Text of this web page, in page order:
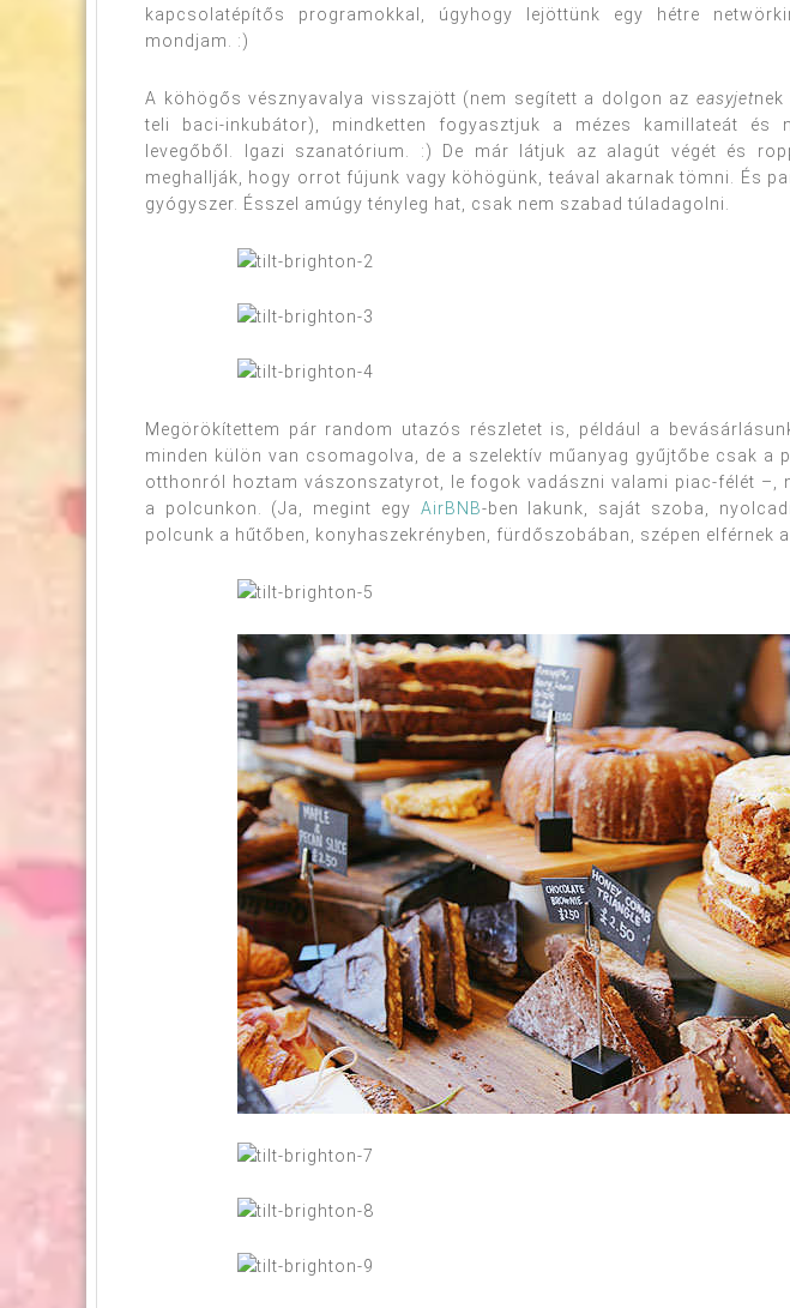
kapcsolatépítős programokkal, úgyhogy lejöttünk egy hétre
mondjam. :)
A köhögős vésznyavalya visszajött (nem segített a dolgon az easyjetnek
teli baci-inkubátor), mindketten fogyasztjuk a mézes kamillateát és
levegőből. Igazi szanatórium. :) De már látjuk az alagút végét és
meghallják, hogy orrot fújunk vagy köhögünk, teával akarnak tömni. És
gyógyszer. Ésszel amúgy tényleg hat, csak nem szabad túladagolni.
Megörökítettem pár random utazós részletet is, például a
minden külön van csomagolva, de a szelektív műanyag gyűjtőbe csak a
otthonról hoztam vászonszatyrot, le fogok vadászni valami piac-félét –,
a polcunkon. (Ja, megint egy AirBNB-ben lakunk, saját szoba,
polcunk a hűtőben, konyhaszekrényben, fürdőszobában, szépen elférnek